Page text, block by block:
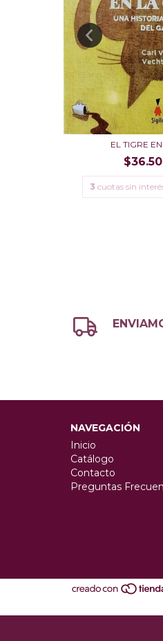
EL TIGRE
3 cuotas sin
NAVEGACIÓN
Inicio
Catálogo
Contacto
Preguntas